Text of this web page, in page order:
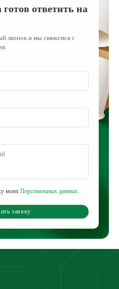
ответить на
звонок и мы свяжемся с
моих Персональных данных
заявку